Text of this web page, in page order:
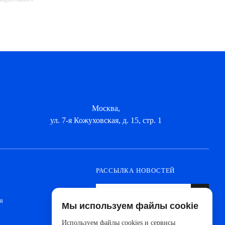
Москва,
ул. 7-я Кожуховская, д. 15, стр. 1
РАССЫЛКА НОВОСТЕЙ
новинок от ведущих производителей и
Мы используем файлы cookie
Используем файлы cookies и сервисы